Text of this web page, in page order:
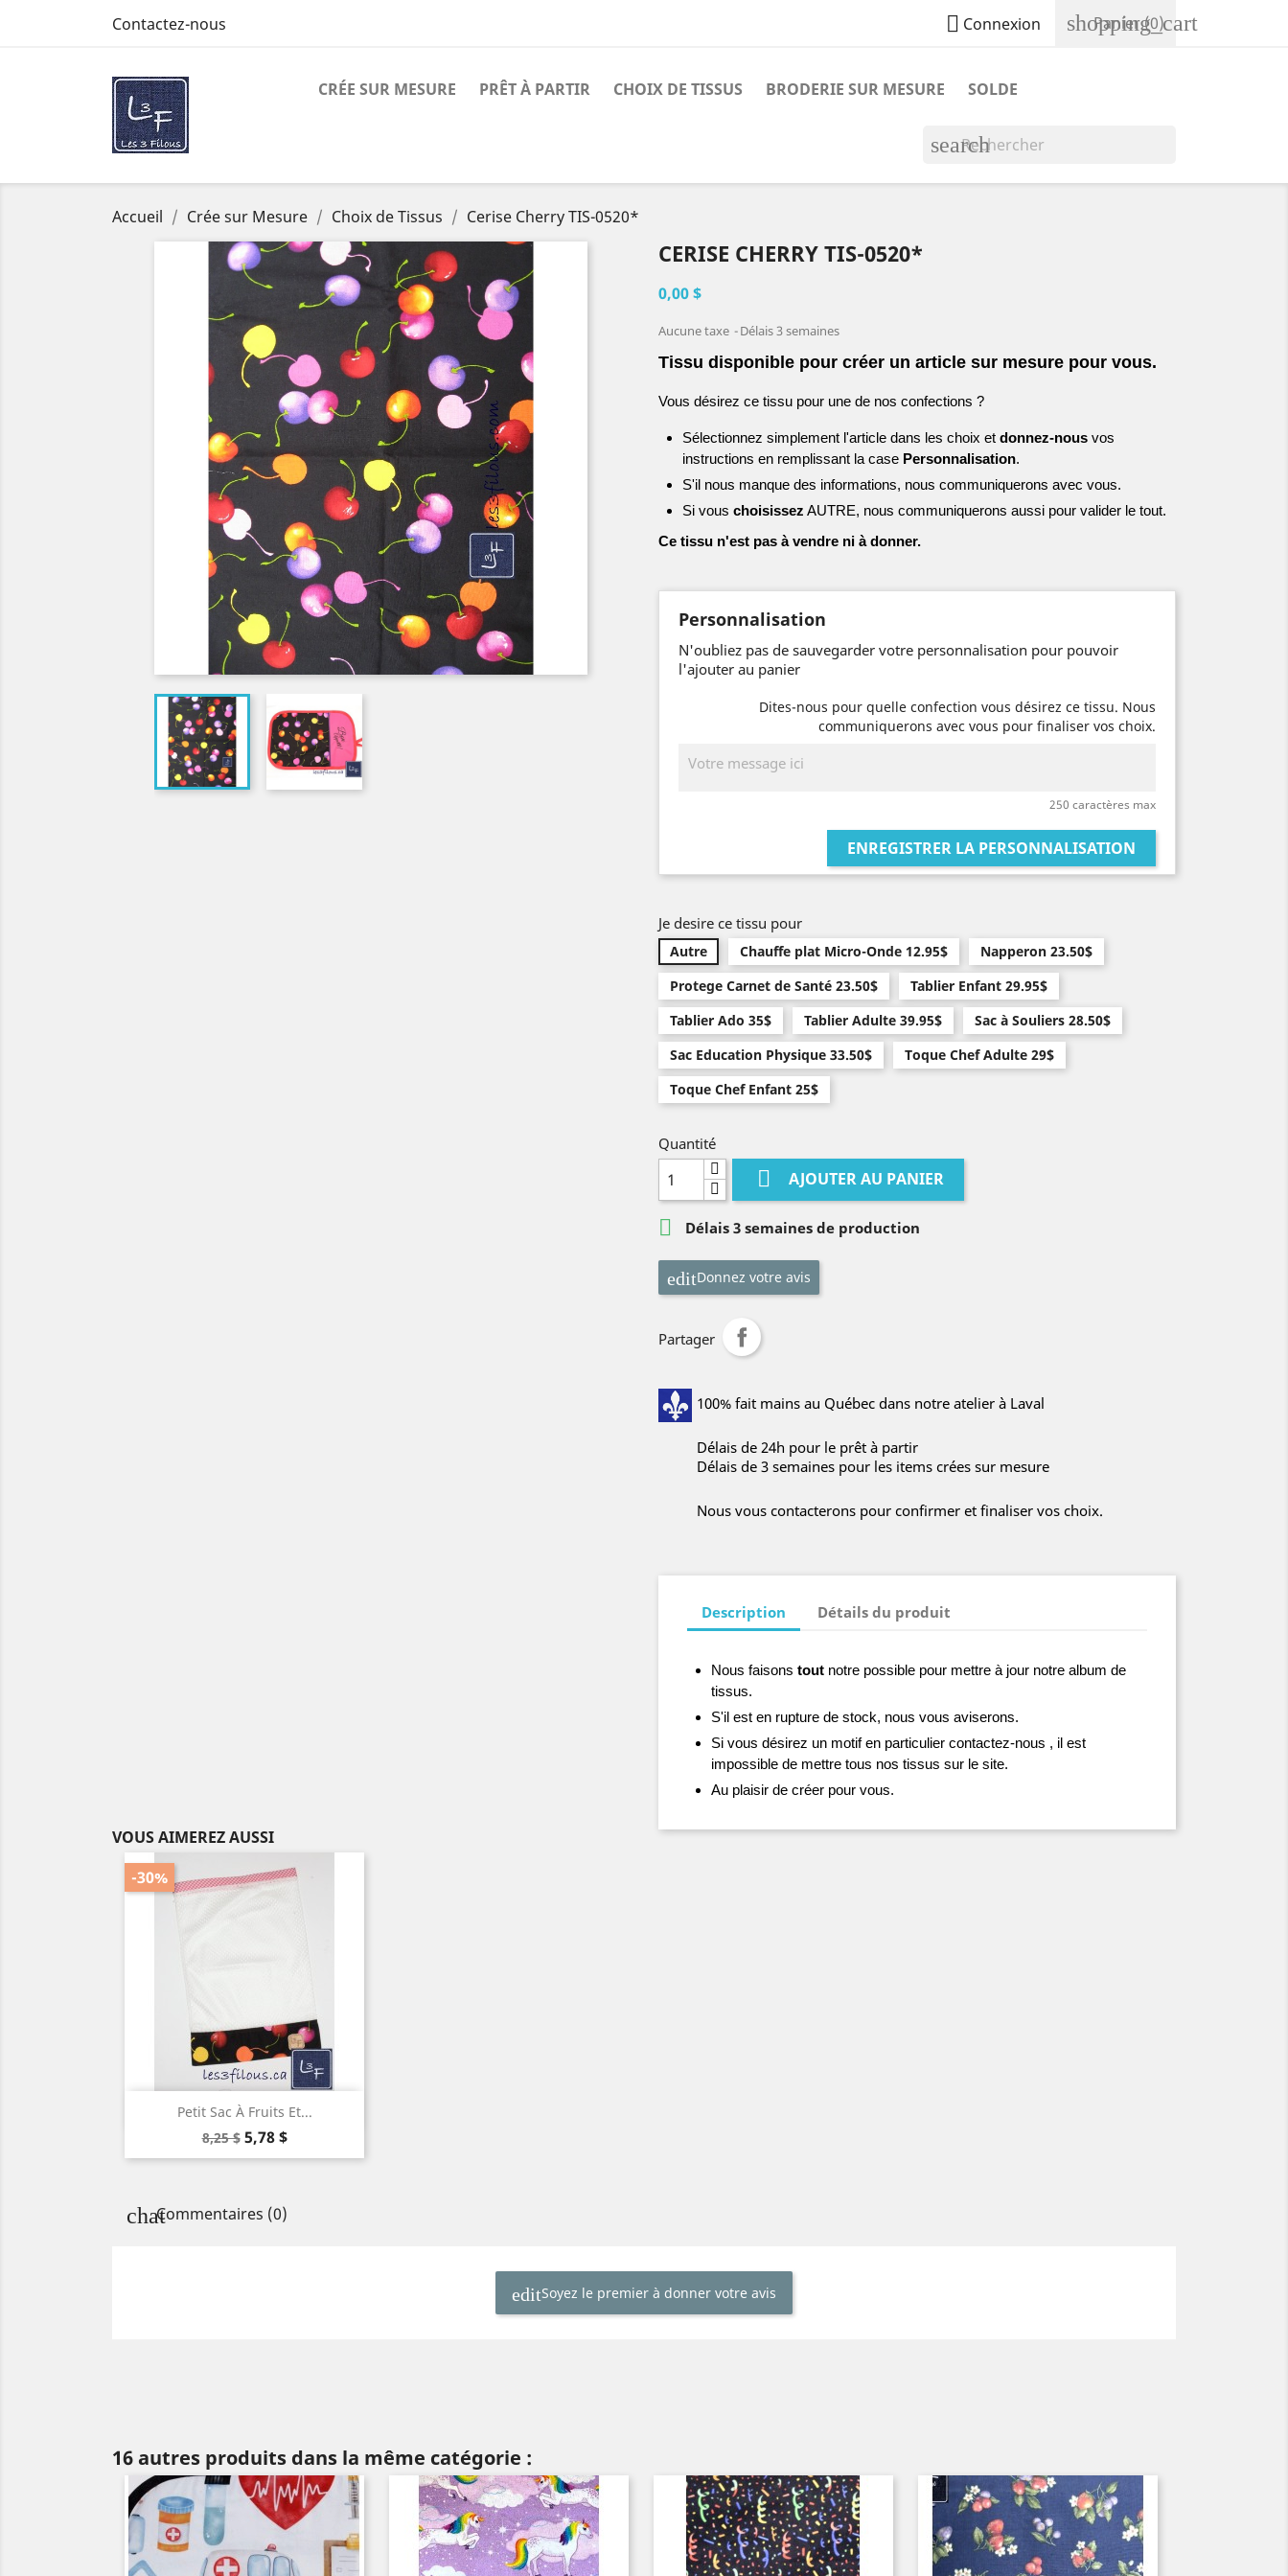
Contactez-nous  Connexion shopping_cart
Panier(0)
CRÉE SUR MESURE PRÊT À PARTIR CHOIX DE TISSUS BRODERIE SUR MESURE SOLDE
search
Accueil Crée sur Mesure Choix de Tissus Cerise Cherry TIS-0520*
CERISE CHERRY TIS-0520*
0,00 $
Aucune taxe Délais 3 semaines
Tissu disponible pour créer un article sur mesure pour vous.
Vous désirez ce tissu pour une de nos confections ?
Sélectionnez simplement l'article dans les choix et donnez-nous vos
instructions en remplissant la case Personnalisation.
S'il nous manque des informations, nous communiquerons avec vous.
Si vous choisissez AUTRE, nous communiquerons aussi pour valider le tout.
Ce tissu n'est pas à vendre ni à donner.
Personnalisation
N'oubliez pas de sauvegarder votre personnalisation pour pouvoir
l'ajouter au panier
Dites-nous pour quelle confection vous désirez ce tissu. Nous
communiquerons avec vous pour finaliser vos choix.
250 caractères max
ENREGISTRER LA PERSONNALISATION
Je desire ce tissu pour
Autre Chauffe plat Micro-Onde 12.95$
Napperon 23.50$
Protege Carnet de Santé 23.50$
Tablier Enfant 29.95$
Tablier Ado 35$
Tablier Adulte 39.95$
Sac à Souliers 28.50$
Sac Education Physique 33.50$
Toque Chef Adulte 29$
Toque Chef Enfant 25$
Quantité
 AJOUTER AU PANIER
 Délais 3 semaines de production
Donnez votre avis
Partager
100% fait mains au Québec dans notre atelier à Laval
Délais de 24h pour le prêt à partir
Délais de 3 semaines pour les items crées sur mesure
Nous vous contacterons pour confirmer et finaliser vos choix.
Description Détails du produit
Nous faisons tout notre possible pour mettre à jour notre album de
tissus.
S'il est en rupture de stock, nous vous aviserons.
Si vous désirez un motif en particulier contactez-nous , il est
impossible de mettre tous nos tissus sur le site.
Au plaisir de créer pour vous.
VOUS AIMEREZ AUSSI
Petit Sac À Fruits Et...
Prix
de
8,25 $ Prix
5,78 $
-30%
 Aperçu rapide
Commentaires (0)
Soyez le premier à donner votre avis
16 autres produits dans la même catégorie :